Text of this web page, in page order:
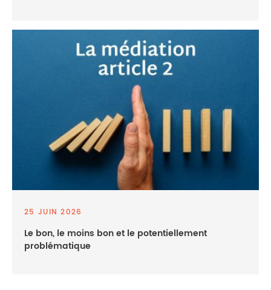
25 JUIN 2026
Le bon, le moins bon et le potentiellement
problématique